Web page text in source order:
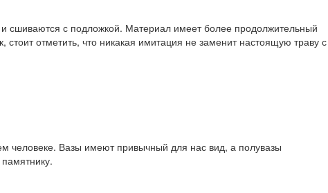
и сшиваются с подложкой. Материал имеет более продолжительный
отметить, что никакая имитация не заменит настоящую траву с
человеке. Вазы имеют привычный для нас вид, а полувазы